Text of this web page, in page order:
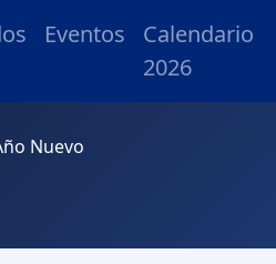
Eventos
Calendario
2026
Nuevo